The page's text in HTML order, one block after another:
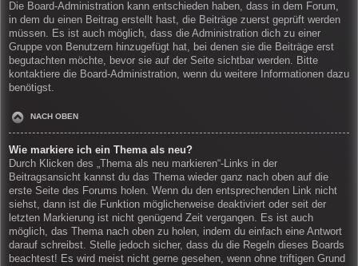
Die Board-Administration kann entschieden haben, dass in dem Forum,
in dem du einen Beitrag erstellt hast, die Beiträge zuerst geprüft werden
müssen. Es ist auch möglich, dass die Administration dich zu einer
Gruppe von Benutzern hinzugefügt hat, bei denen sie die Beiträge erst
begutachten möchte, bevor sie auf der Seite sichtbar werden. Bitte
kontaktiere die Board-Administration, wenn du weitere Informationen dazu
benötigst.
NACH OBEN
Wie markiere ich ein Thema als neu?
Durch Klicken des „Thema als neu markieren“-Links in der
Beitragsansicht kannst du das Thema wieder ganz nach oben auf die
erste Seite des Forums holen. Wenn du den entsprechenden Link nicht
siehst, dann ist die Funktion möglicherweise deaktiviert oder seit der
letzten Markierung ist nicht genügend Zeit vergangen. Es ist auch
möglich, das Thema nach oben zu holen, indem du einfach eine Antwort
darauf schreibst. Stelle jedoch sicher, dass du die Regeln dieses Boards
beachtest! Es wird meist nicht gerne gesehen, wenn ohne triftigen Grund